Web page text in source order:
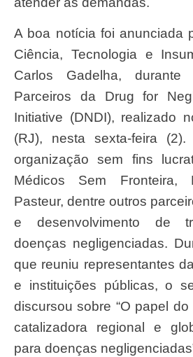
A boa notícia foi anunciada pelo secretário de
Ciência, Tecnologia e
Carlos Gadelha,
Parceiros da Drug for
Initiative (DNDI), realizado
(RJ), nesta sexta-feira
organização sem fins
Médicos Sem Fronteira,
Pasteur, dentre outros
e desenvolvimento de
doenças negligenciadas.
que reuniu representantes
e instituições públicas, o
discursou sobre “O papel
catalizadora regional e
para doenças